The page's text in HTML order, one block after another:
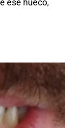
ese hueco,